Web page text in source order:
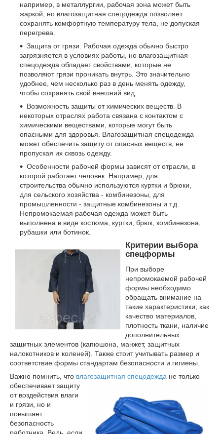
например, в металлургии, рабочая зона может быть
жаркой, но влагозащитная спецодежда позволяет
сохранять комфортную температуру тела, не допуская
перегрева.
Защита от грязи. Рабочая одежда обычно быстро
загрязняется в условиях работы, но влагозащитная
спецодежда обладает свойствами, которые не
позволяют грязи проникать внутрь. Это значительно
удобнее, чем несколько раз в день менять одежду,
чтобы сохранять свой внешний вид.
Возможность защиты от химических веществ. В
некоторых отраслях работа связана с контактом с
химическими веществами, которые могут быть
опасными для здоровья. Влагозащитная спецодежда
может обеспечить защиту от опасных веществ, не
пропуская их сквозь одежду.
Особенности рабочей формы зависят от отрасли, в
которой работает человек. Например, для
строительства обычно используются куртки и брюки,
для сельского хозяйства - комбинезоны, для
промышленности - защитные комбинезоны и т.д.
Непромокаемая рабочая одежда может быть
выполнена в виде костюма, куртки, брюк, комбинезона,
рубашки или ботинок.
Критерии выбора
спецформы
При выборе
непромокаемой рабочей
формы необходимо
обращать внимание на
такие характеристики, как
качество материалов,
плотность ткани, наличие
дополнительных
защитных элементов (капюшона, манжет, защитных
налокотников и коленей). Также стоит учитывать размер и
соответствие формы стандартам безопасности и гигиены.
Важно помнить, что влагозащитная спецодежда не только
обеспечивает защиту
от воздействия влаги
и грязи, но и
повышает
безопасность